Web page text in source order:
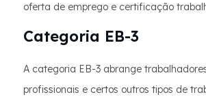
oferta de emprego e certificação
Categoria EB-3
A categoria EB-3 abrange
profissionais e certos outros tipos de